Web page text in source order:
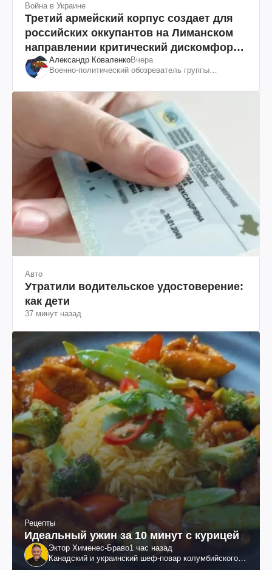
Война в Украине
Третий армейский корпус создает для
российских оккупантов на Лиманском
направлении критический дискомфорт:
как это удалось
Александр КоваленкоВчера
Военно-политический обозреватель группы
Авто
Утратили водительское удостоверение:
как дети
37 минут назад
Рецепты
Идеальный ужин за 10 минут с курицей
Эктор Хименес-Браво1 час назад
Канадский и украинский шеф-повар колумбийского